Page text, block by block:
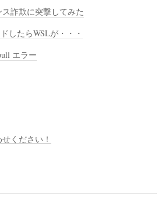
詐欺に突撃してみた
したらWSLが・・・
エラー
ください！